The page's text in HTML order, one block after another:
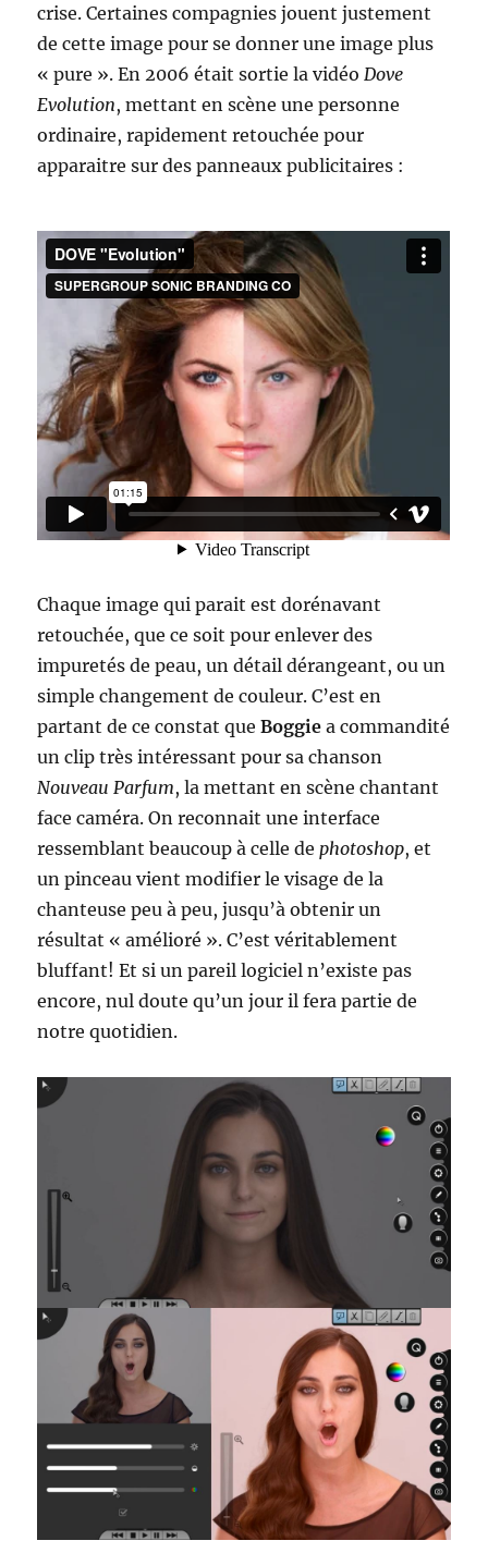
crise. Certaines compagnies jouent justement
de cette image pour se donner une image plus
« pure ». En 2006 était sortie la vidéo Dove
Evolution, mettant en scène une personne
ordinaire, rapidement retouchée pour
apparaitre sur des panneaux publicitaires :
Chaque image qui parait est dorénavant
retouchée, que ce soit pour enlever des
impuretés de peau, un détail dérangeant, ou un
simple changement de couleur. C’est en
partant de ce constat queBoggie a commandité
un clip très intéressant pour sa chanson
Nouveau Parfum, la mettant en scène chantant
face caméra. On reconnait une interface
ressemblant beaucoup à celle de photoshop, et
un pinceau vient modifier le visage de la
chanteuse peu à peu, jusqu’à obtenir un
résultat « amélioré ». C’est véritablement
bluffant! Et si un pareil logiciel n’existe pas
encore, nul doute qu’un jour il fera partie de
notre quotidien.